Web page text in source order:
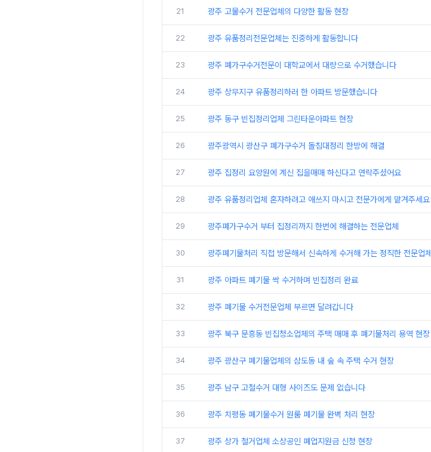
21 광주 고물수거 전문업체의 다양한 활동 현장
22 광주 유품정리전문업체는 진중하게 활동합니다
23 광주 폐가구수거전문이 대학교에서 대량으로 수거했습니다
24 광주 상무지구 유품정리하러 한 아파트 방문했습니다
25 광주 동구 빈집정리업체 그린타운아파트 현장
26 광주광역시 광산구 폐가구수거 돌침대정리 한방에 해결
27 광주 집정리 요양원에 계신 집을매매 하신다고 연락주셨어요
28 광주 유품정리업체 혼자하려고 애쓰지 마시고 전문가에게 맡겨주세요
29 광주폐가구수거 부터 집정리까지 한번에 해결하는 전문업체
30 광주폐기물처리 직접 방문해서 신속하게 수거해 가는 정직한 전문업체
31 광주 아파트 폐기물 싹 수거하며 빈집정리 완료
32 광주 폐기물 수거전문업체 부르면 달려갑니다
33 광주 북구 문흥동 빈집청소업체의 주택 매매 후 폐기물처리 용역 현장
34 광주 광산구 폐기물업체의 삼도동 내 숲 속 주택 수거 현장
35 광주 남구 고철수거 대형 사이즈도 문제 없습니다
36 광주 치평동 폐기물수거 원룸 폐기물 완벽 처리 현장
37 광주 상가 철거업체 소상공인 폐업지원금 신청 현장